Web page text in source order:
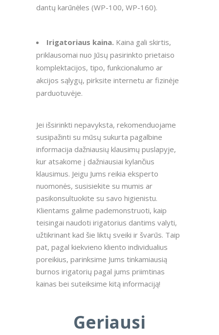
dantų karūnėles (WP-100, WP-160).
Irigatoriaus kaina. Kaina gali skirtis,
priklausomai nuo Jūsų pasirinkto prietaiso
komplektacijos, tipo, funkcionalumo ar
akcijos sąlygų, pirksite internetu ar fizinėje
parduotuvėje.
Jei išsirinkti nepavyksta, rekomenduojame
susipažinti su mūsų sukurta pagalbine
informacija dažniausių klausimų puslapyje,
kur atsakome į dažniausiai kylančius
klausimus. Jeigu Jums reikia eksperto
nuomonės, susisiekite su mumis ar
pasikonsultuokite su savo higienistu.
Klientams galime pademonstruoti, kaip
teisingai naudoti irigatorius dantims valyti,
užtikrinant kad šie liktų sveiki ir švarūs. Taip
pat, pagal kiekvieno kliento individualius
poreikius, parinksime Jums tinkamiausią
burnos irigatorių pagal jums priimtinas
kainas bei suteiksime kitą informaciją!
Geriausi